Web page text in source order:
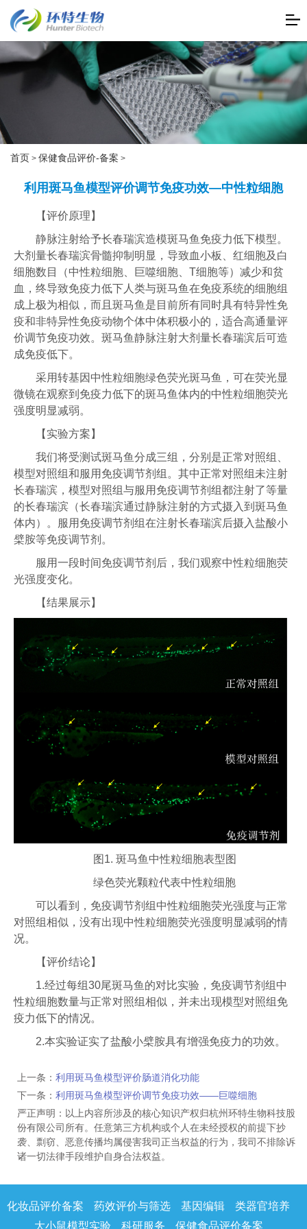
首页 > 保健食品评价-备案 >
利用斑马鱼模型评价调节免疫功效—中性粒细胞
【评价原理】
静脉注射给予长春瑞滨造模斑马鱼免疫力低下模型。
大剂量长春瑞滨骨髓抑制明显，导致血小板、红细胞及白
细胞数目（中性粒细胞、巨噬细胞、T细胞等）减少和贫
血，终导致免疫力低下人类与斑马鱼在免疫系统的细胞组
成上极为相似，而且斑马鱼是目前所有同时具有特异性免
疫和非特异性免疫动物个体中体积极小的，适合高通量评
价调节免疫功效。斑马鱼静脉注射大剂量长春瑞滨后可造
成免疫低下。
采用转基因中性粒细胞绿色荧光斑马鱼，可在荧光显
微镜在观察到免疫力低下的斑马鱼体内的中性粒细胞荧光
强度明显减弱。
【实验方案】
我们将受测试斑马鱼分成三组，分别是正常对照组、
模型对照组和服用免疫调节剂组。其中正常对照组未注射
长春瑞滨，模型对照组与服用免疫调节剂组都注射了等量
的长春瑞滨（长春瑞滨通过静脉注射的方式摄入到斑马鱼
体内）。服用免疫调节剂组在注射长春瑞滨后摄入盐酸小
檗胺等免疫调节剂。
服用一段时间免疫调节剂后，我们观察中性粒细胞荧
光强度变化。
【结果展示】
图1. 斑马鱼中性粒细胞表型图
绿色荧光颗粒代表中性粒细胞
可以看到，免疫调节剂组中性粒细胞荧光强度与正常
对照组相似，没有出现中性粒细胞荧光强度明显减弱的情
况。
【评价结论】
1.经过每组30尾斑马鱼的对比实验，免疫调节剂组中
性粒细胞数量与正常对照组相似，并未出现模型对照组免
疫力低下的情况。
2.本实验证实了盐酸小檗胺具有增强免疫力的功效。
上一条： 利用斑马鱼模型评价肠道消化功能
下一条： 利用斑马鱼模型评价调节免疫功效——巨噬细胞
严正声明：以上内容所涉及的核心知识产权归杭州环特生物科技股
份有限公司所有。任意第三方机构或个人在未经授权的前提下抄
袭、剽窃、恶意传播均属侵害我司正当权益的行为，我司不排除诉
诸一切法律手段维护自身合法权益。
化妆品评价备案 药效评价与筛选 基因编辑
类器官培养
大小鼠模型实验
科研服务 保健食品评价备案